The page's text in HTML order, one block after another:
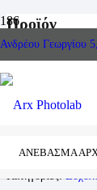
Ανδρέου Γεωργίου
ΑΝΕΒΑΣΜΑ
Προϊόν